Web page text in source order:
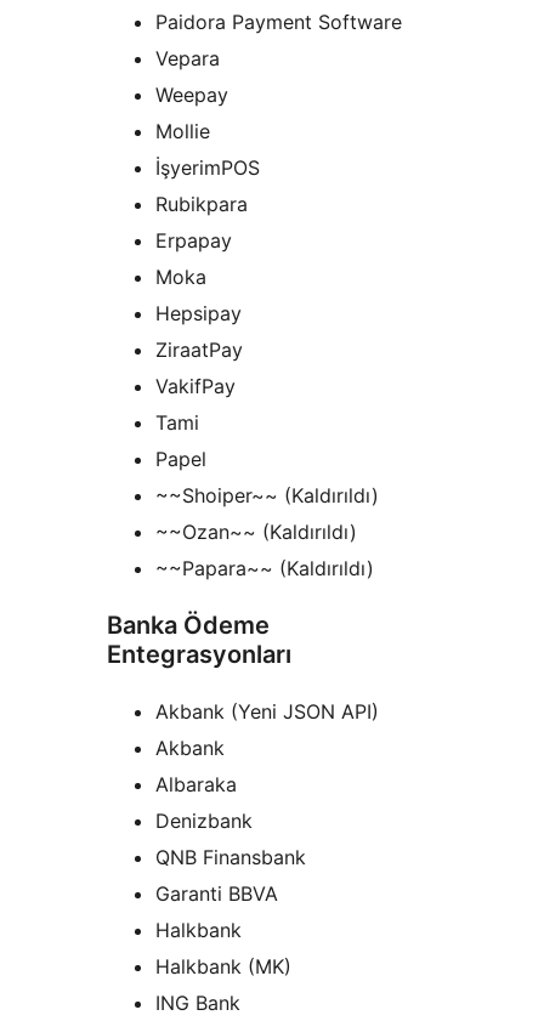
Paidora Payment Software
Vepara
Weepay
Mollie
İşyerimPOS
Rubikpara
Erpapay
Moka
Hepsipay
ZiraatPay
VakifPay
Tami
Papel
~~Shoiper~~ (Kaldırıldı)
~~Ozan~~ (Kaldırıldı)
~~Papara~~ (Kaldırıldı)
Banka Ödeme
Entegrasyonları
Akbank (Yeni JSON API)
Akbank
Albaraka
Denizbank
QNB Finansbank
Garanti BBVA
Halkbank
Halkbank (MK)
ING Bank